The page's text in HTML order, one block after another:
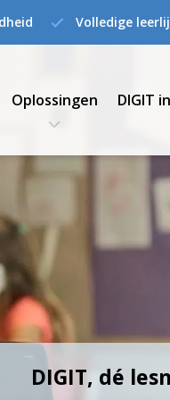
Volledige
Oplossingen DIGIT
DIGIT, dé